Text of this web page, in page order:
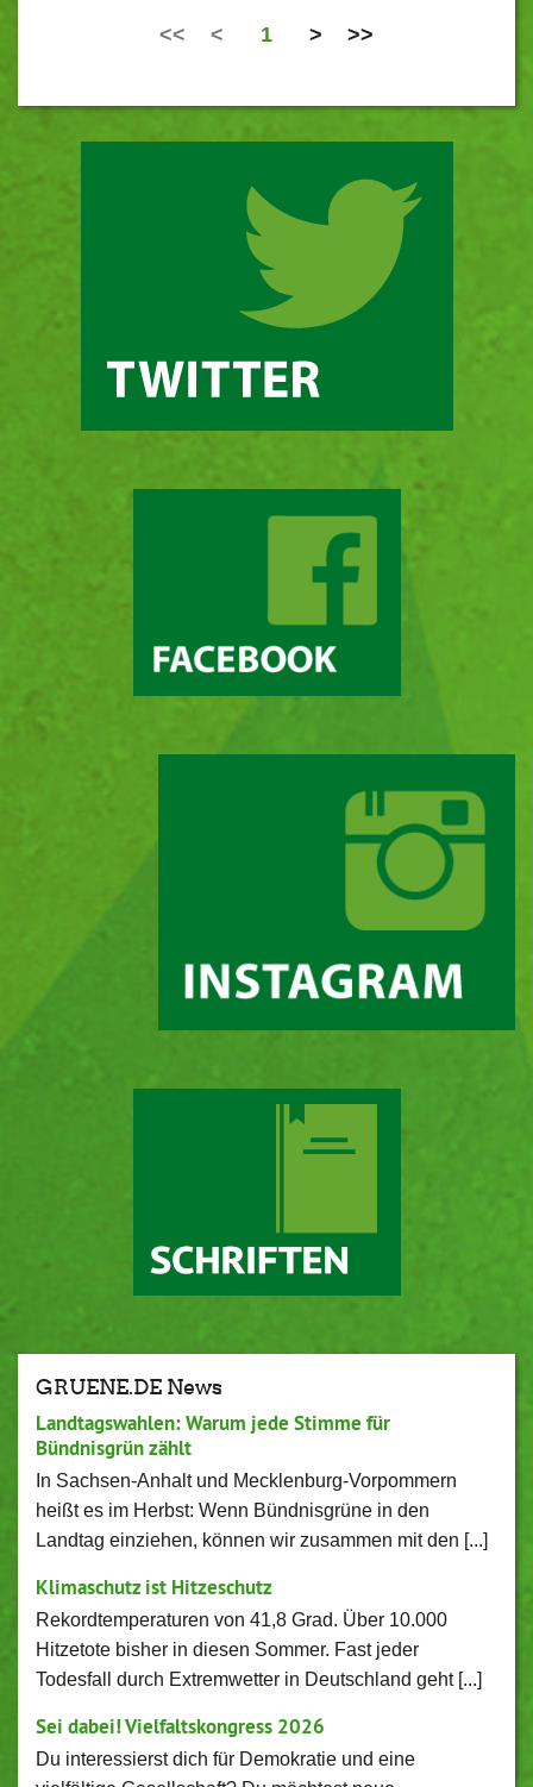
<< < 1 > >>
GRUENE.DE News
Landtagswahlen: Warum jede Stimme für
Bündnisgrün zählt
In Sachsen-Anhalt und Mecklenburg-Vorpommern
heißt es im Herbst: Wenn Bündnisgrüne in den
Landtag einziehen, können wir zusammen mit den [...]
Klimaschutz ist Hitzeschutz
Rekordtemperaturen von 41,8 Grad. Über 10.000
Hitzetote bisher in diesen Sommer. Fast jeder
Todesfall durch Extremwetter in Deutschland geht [...]
Sei dabei! Vielfaltskongress 2026
Du interessierst dich für Demokratie und eine